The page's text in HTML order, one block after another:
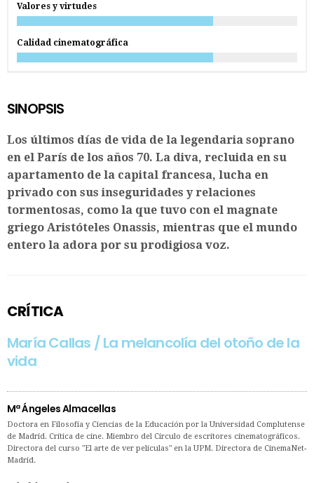
Valores y virtudes
Calidad cinematográfica
SINOPSIS
Los últimos días de vida de la legendaria soprano
en el París de los años 70. La diva, recluida en su
apartamento de la capital francesa, lucha en
privado con sus inseguridades y relaciones
tormentosas, como la que tuvo con el magnate
griego Aristóteles Onassis, mientras que el mundo
entero la adora por su prodigiosa voz.
CRÍTICA
María Callas / La melancolía del otoño de la
vida
Mª Ángeles Almacellas
Doctora en Filosofía y Ciencias de la Educación por la Universidad Complutense
de Madrid. Crítica de cine. Miembro del Círculo de escritores cinematográficos.
Directora del curso "El arte de ver películas" en la UPM. Directora de CinemaNet-
Madrid.